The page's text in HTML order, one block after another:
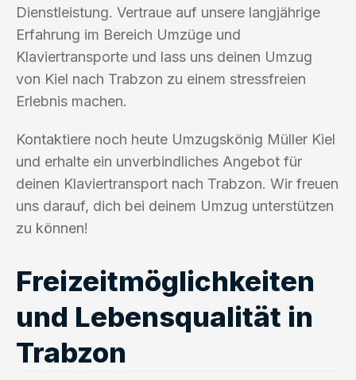
Dienstleistung. Vertraue auf unsere langjährige
Erfahrung im Bereich Umzüge und
Klaviertransporte und lass uns deinen Umzug
von Kiel nach Trabzon zu einem stressfreien
Erlebnis machen.
Kontaktiere noch heute Umzugskönig Müller Kiel
und erhalte ein unverbindliches Angebot für
deinen Klaviertransport nach Trabzon. Wir freuen
uns darauf, dich bei deinem Umzug unterstützen
zu können!
Freizeitmöglichkeiten
und Lebensqualität in
Trabzon